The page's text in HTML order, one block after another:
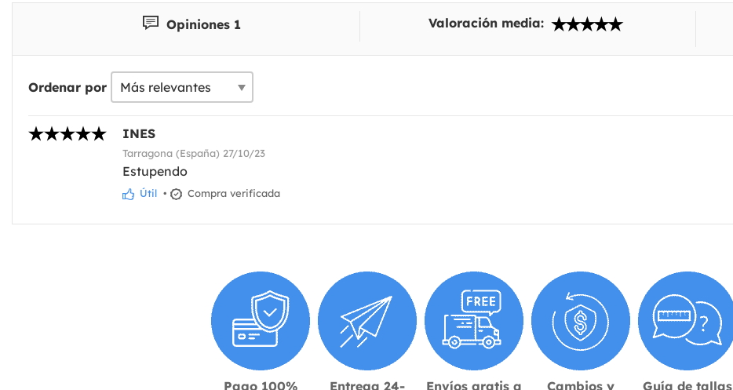
Opiniones 1 Valoración media:
Ordenar por
INES
Tarragona (España) 27/10/23
Estupendo
Útil • Compra verificada
Pago 100% Entrega 24- Envíos gratis a Cambios y Guía de tallas